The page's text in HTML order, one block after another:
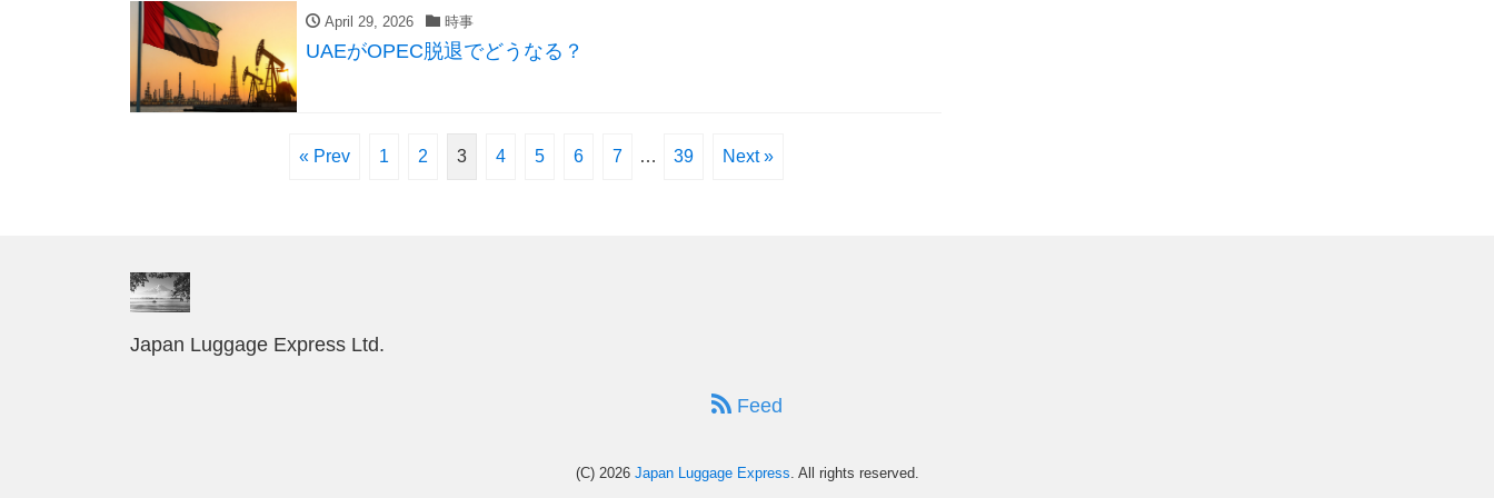
April 29, 2026 時事
UAEがOPEC脱退でどうなる？
« Prev 1 2 3 4 5 6 7 … 39 Next »
Japan Luggage Express Ltd.
Feed
(C) 2026 Japan Luggage Express . All rights reserved.